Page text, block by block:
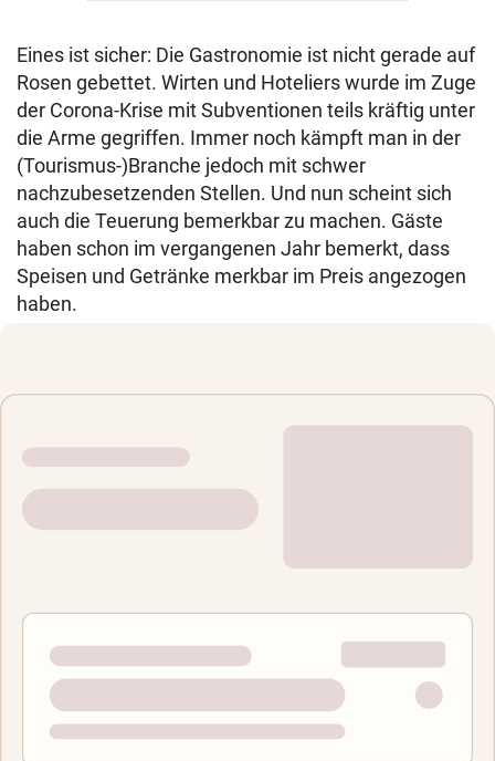
Eines ist sicher: Die Gastronomie ist nicht gerade auf
Rosen gebettet. Wirten und Hoteliers wurde im Zuge
der Corona-Krise mit Subventionen teils kräftig unter
die Arme gegriffen. Immer noch kämpft man in der
(Tourismus-)Branche jedoch mit schwer
nachzubesetzenden Stellen. Und nun scheint sich
auch die Teuerung bemerkbar zu machen. Gäste
haben schon im vergangenen Jahr bemerkt, dass
Speisen und Getränke merkbar im Preis angezogen
haben.